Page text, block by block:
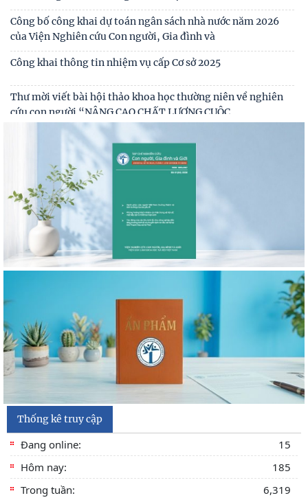
Công bố công khai dự toán ngân sách nhà nước năm 2026
của Viện Nghiên cứu Con người, Gia đình và
Công khai thông tin nhiệm vụ cấp Cơ sở 2025
Thư mời viết bài hội thảo khoa học thường niên về nghiên
cứu con người “NÂNG CAO CHẤT LƯỢNG CUỘC
Thông báo triệu tập thí sinh đủ điều kiện, tiêu chuẩn, tham
gia sát hạch trình độ hiểu biết chung
Thông báo kết quả kiểm tra điều kiện, tiêu chuẩn, văn
bằng, chứng chỉ đối với thí sinh đăng ký dự
Thông báo 2773/TB-KHXH về Kết quả kiểm tra điều kiện,
tiêu chuẩn, văn bằng, chứng chỉ đối với thí
Thống kê truy cập
Đang online:
15
Hôm nay:
185
Trong tuần:
6,319